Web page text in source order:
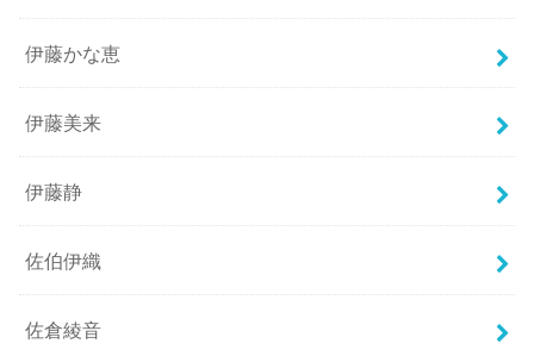
伊藤かな恵
伊藤美来
伊藤静
佐伯伊織
佐倉綾音